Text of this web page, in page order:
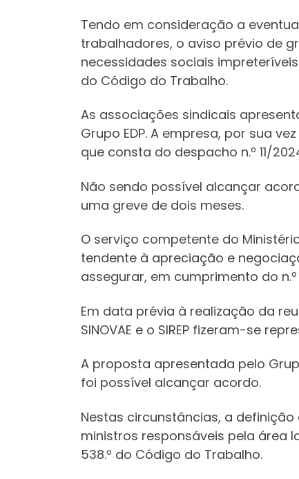
Tendo em consideração a
trabalhadores, o aviso prévio de
necessidades sociais
do Código do Trabalho.
As associações sindicais
Grupo EDP. A empresa, por sua
que consta do despacho n.º 11/
Não sendo possível alcançar
uma greve de dois meses.
O serviço competente do
tendente à apreciação e
assegurar, em cumprimento do
Em data prévia à realização da
SINOVAE e o SIREP fizeram-se
A proposta apresentada pelo
foi possível alcançar acordo.
Nestas circunstâncias, a
ministros responsáveis pela área
538.º do Código do Trabalho.